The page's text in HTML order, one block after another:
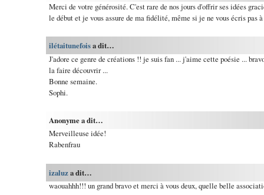
Merci de votre générosité. C'est rare de nos jours d'offrir ses idées
le début et je vous assure de ma fidélité, même si je ne vous écris pas
ilétaitunefoisa dit…
J'adore ce genre de créations !! je suis fan ... j'aime cette poésie ...
la faire découvrir ...
Bonne semaine.
Sophi.
Anonyme a dit…
Merveilleuse idée!
Rabenfrau
izaluza dit…
waouahhh!!! un grand bravo et merci à vous deux, quelle belle